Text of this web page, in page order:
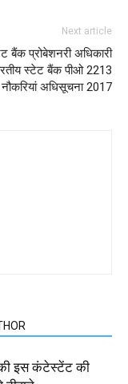
Next article
बैंक प्रोबेशनरी अधिकारी
स्टेट बैंक पीओ 2213
नौकरियां अधिसूचना 2017
इस कंटेस्टेंट की